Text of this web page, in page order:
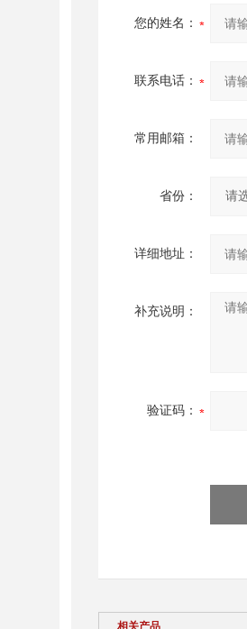
您的姓名：
联系电话：
常用邮箱：
省份：
详细地址：
补充说明：
验证码：
相关产品